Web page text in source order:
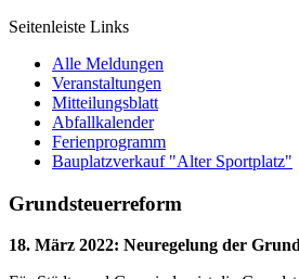
Seitenleiste Links
Alle Meldungen
Veranstaltungen
Mitteilungsblatt
Abfallkalender
Ferienprogramm
Bauplatzverkauf "Alter Sportplatz"
Grundsteuerreform
18. März 2022: Neuregelung der